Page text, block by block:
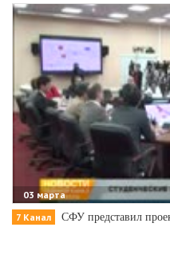
03 марта
7 Канал
СФУ представил